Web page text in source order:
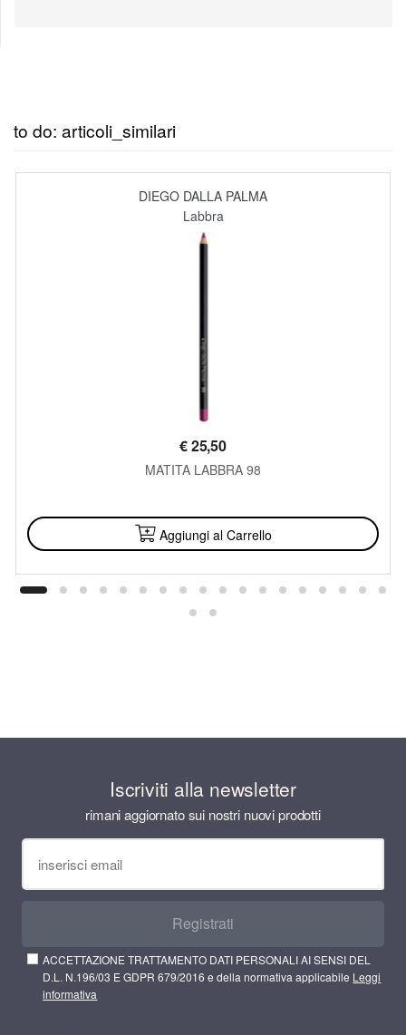
to do: articoli_similari
DIEGO DALLA PALMA
Labbra
€25,50
MATITA LABBRA 98
Aggiungi al Carrello
Iscriviti alla newsletter
rimani aggiornato sui nostri nuovi prodotti
Registrati
ACCETTAZIONE TRATTAMENTO DATI PERSONALI AI SENSI DEL
D.L. N.196/03 E GDPR 679/2016 e della normativa applicabile Leggi
informativa